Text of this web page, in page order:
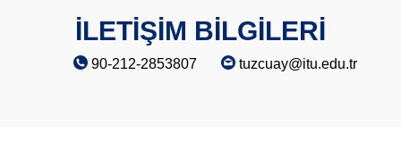
İLETİŞİM BİLGİLERİ
90-212-2853807 tuzcuay@itu.edu.tr